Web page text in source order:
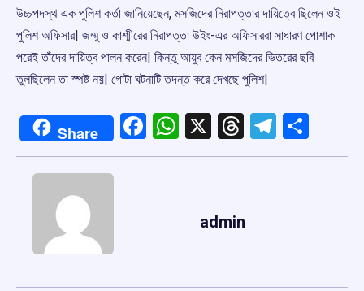
উচ্চপদস্থ এক পুলিশ কর্তা জানিয়েছেন, মসজিদের নিরাপত্তার দায়িত্বে ছিলেন ওই
পুলিশ অফিসার| জম্মু ও কাশ্মীরের নিরাপত্তা উইং-এর অফিসাররা সাধারণ পোশাক
পরেই তাঁদের দায়িত্ব পালন করেন| কিন্তু আয়ুব কেন মসজিদের ভিতরের ছবি
তুলছিলেন তা স্পষ্ট নয়| গোটা ঘটনাটি তদন্ত করে দেখছে পুলিশ|
Share Facebook
WhatsApp
X Threads
admin